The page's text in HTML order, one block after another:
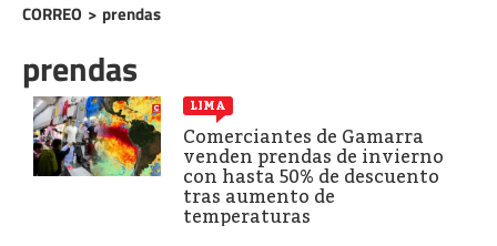
CORREO > prendas
prendas
LIMA
Comerciantes de Gamarra
venden prendas de invierno
con hasta 50% de descuento
tras aumento de
temperaturas